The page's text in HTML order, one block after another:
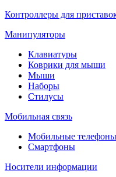
Контроллеры для
Манипуляторы
Клавиатуры
Коврики для мыши
Мыши
Наборы
Стилусы
Мобильная связь
Мобильные телефоны
Смартфоны
Носители информации